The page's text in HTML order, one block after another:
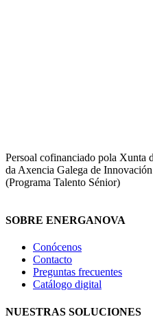
Persoal cofinanciado pola Xunta
da Axencia Galega de
(Programa Talento Sénior)
SOBRE ENERGANOVA
Conócenos
Contacto
Preguntas frecuentes
Catálogo digital
NUESTRAS SOLUCIONES